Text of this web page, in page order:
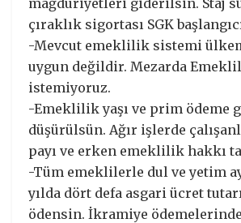
çıraklık sigortası SGK
-Mevcut emeklilik sistemi
uygun değildir. Mezarda
istemiyoruz.
-Emeklilik yaşı ve prim ödeme
düşürülsün. Ağır işlerde
payı ve erken emeklilik hakkı
-Tüm emeklilerle dul ve yetim
yılda dört defa asgari ücret
ödensin. İkramiye